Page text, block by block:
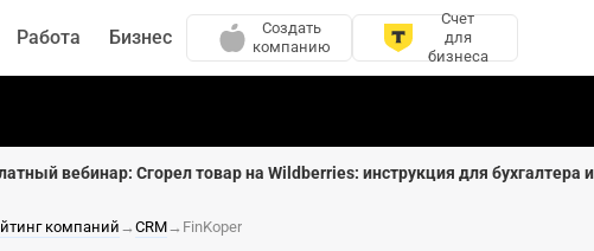
Работа Бизнес
Создать
компанию
Счет
для
бизнеса
вебинар: Сгорел товар на Wildberries: инструкция для бухгалтера
компаний → CRM→ FinKoper